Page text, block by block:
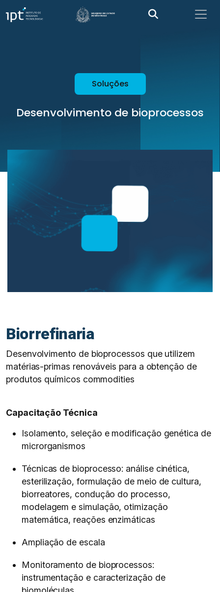
Soluções
Desenvolvimento de bioprocessos
Biorrefinaria
Desenvolvimento de bioprocessos que utilizem
matérias-primas renováveis para a obtenção de
produtos químicos commodities
Capacitação Técnica
Isolamento, seleção e modificação genética de
microrganismos
Técnicas de bioprocesso: análise cinética,
esterilização, formulação de meio de cultura,
biorreatores, condução do processo,
modelagem e simulação, otimização
matemática, reações enzimáticas
Ampliação de escala
Monitoramento de bioprocessos:
instrumentação e caracterização de